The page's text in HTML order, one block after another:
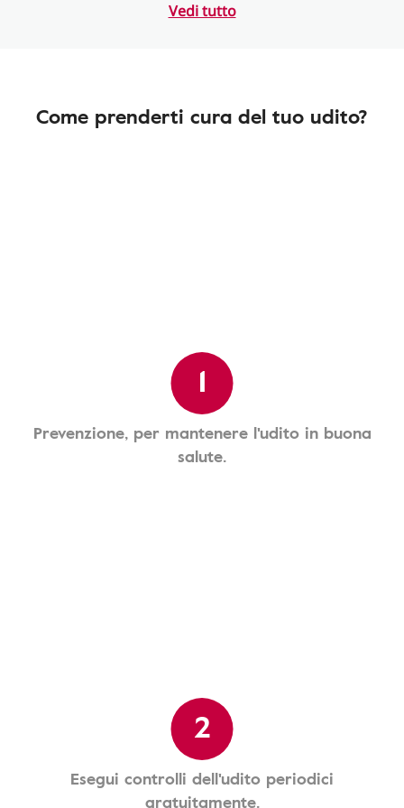
Vedi tutto
Come prenderti cura del tuo udito?
1
Prevenzione, per mantenere l'udito in buona
salute.
2
Esegui controlli dell'udito periodici
gratuitamente.